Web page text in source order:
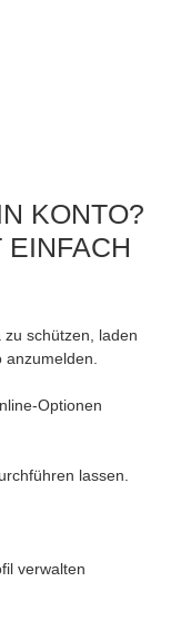
KONTO?
EINFACH
schützen, laden
Optionen
lassen.
verwalten